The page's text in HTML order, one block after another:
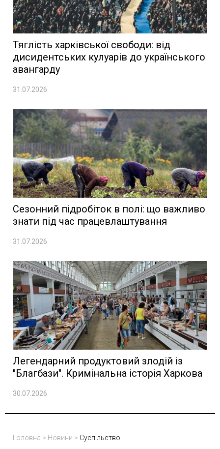
Тяглість харківської свободи: від
дисидентських кулуарів до українського
авангарду
31.07.2026
Сезонний підробіток в полі: що важливо
знати під час працевлаштування
31.07.2026
Легендарний продуктовий злодій із
"Благбази". Кримінальна історія Харкова
30.07.2026
Головна > Новини > Суспільство